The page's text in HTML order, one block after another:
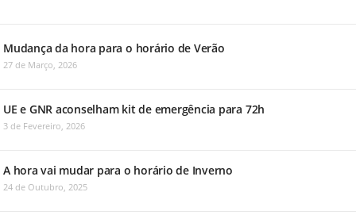
Mudança da hora para o horário de Verão
27 de Março, 2026
UE e GNR aconselham kit de emergência para 72h
3 de Fevereiro, 2026
A hora vai mudar para o horário de Inverno
24 de Outubro, 2025